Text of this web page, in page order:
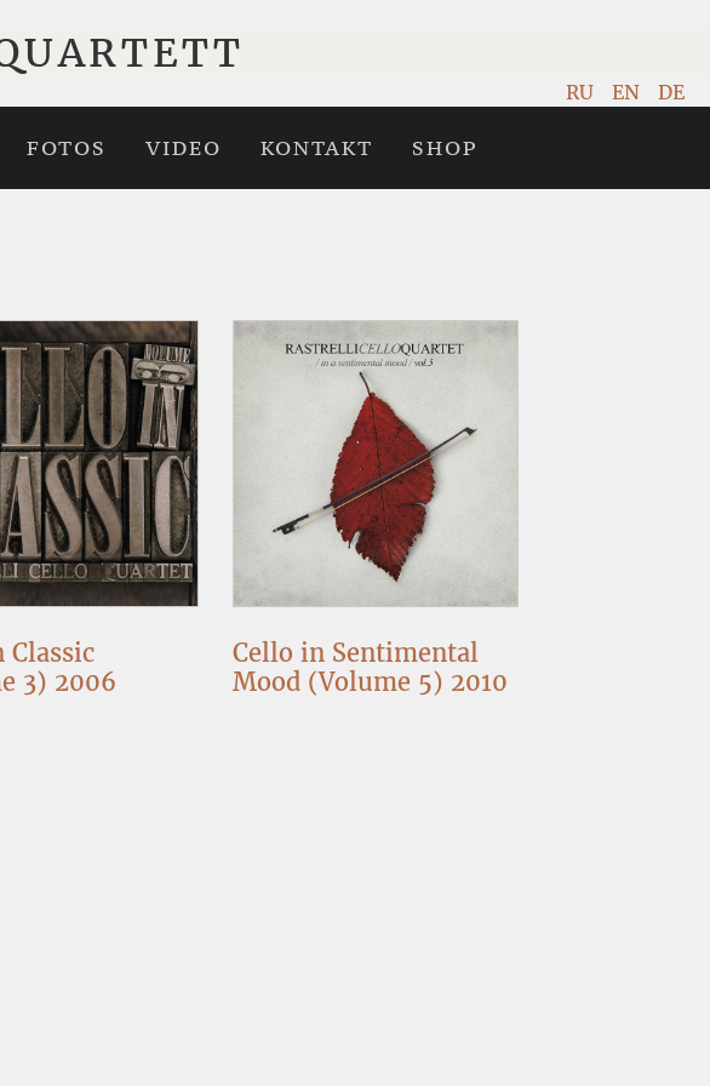
RU EN DE
FOTOS VIDEO KONTAKT SHOP
Classic
3) 2006
Cello in Sentimental
Mood (Volume 5) 2010